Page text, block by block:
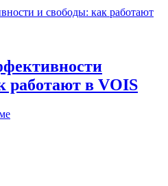
работают в VOIS